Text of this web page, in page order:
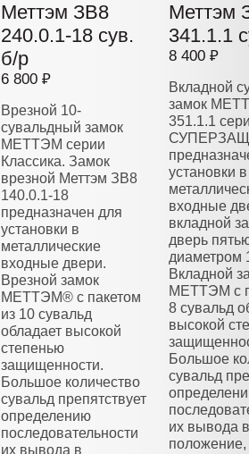
Меттэм ЗВ8
240.0.1-18 сув.
б/р
6 800 ₽
Врезной 10-
сувальдный замок
МЕТТЭМ серии
Классика. Замок
врезной Меттэм ЗВ8
140.0.1-18
предназначен для
установки в
металлические
входные двери.
Врезной замок
МЕТТЭМ® с пакетом
из 10 сувальд
обладает высокой
степенью
защищенности.
Большое количество
сувальд препятствует
определению
последовательности
их вывода в
Меттэм
341.1.1
8 400 ₽
Вкладной
замок
351.1.1
установки в
входные
вкладной
дверь
диаметром
Вкладной
МЕТТЭМ с
8 сувальд
высокой
Большое
сувальд
их вывода в
положение,